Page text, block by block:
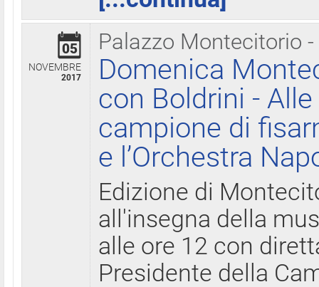
Palazzo Montecitorio
05
NOVEMBRE
2017
Domenica
con Boldrini -
campione di
e l’Orchestra
Edizione di
all'insegna della
alle ore 12 con
Presidente della